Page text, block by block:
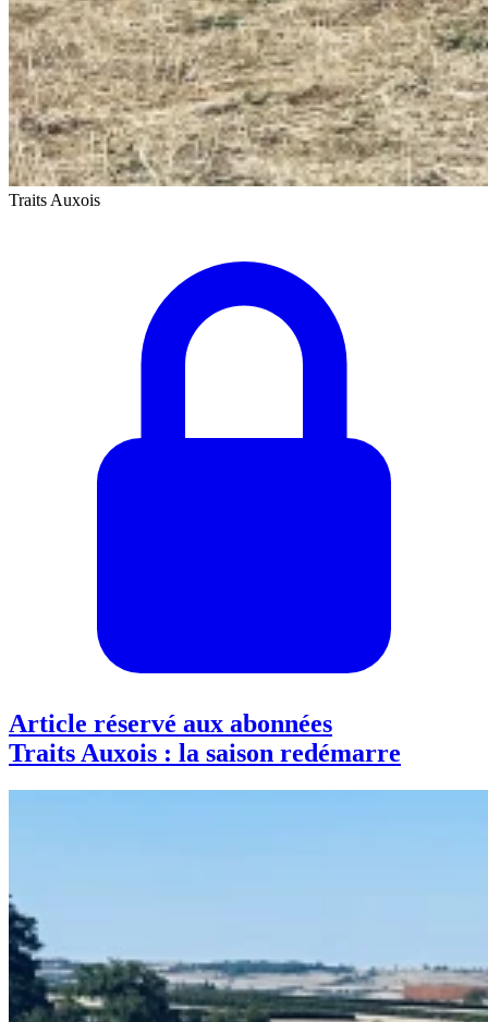
Traits Auxois
Article réservé aux abonnées
Traits Auxois : la saison redémarre